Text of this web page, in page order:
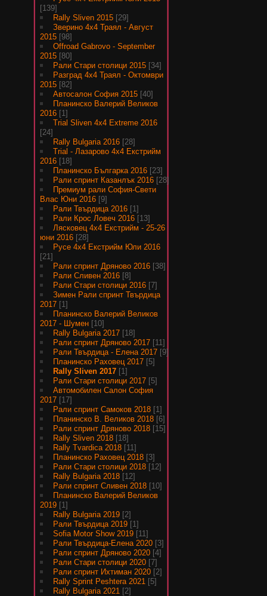
[139]
Rally Sliven 2015 [29]
Зверино 4х4 Траял - Август
2015 [98]
Offroad Gabrovo - September
2015 [80]
Рали Стари столици 2015 [34]
Разград 4х4 Траял - Октомври
2015 [82]
Автосалон София 2015 [40]
Планинско Валерий Великов
2016 [1]
Trial Sliven 4x4 Extreme 2016
[24]
Rally Bulgaria 2016 [28]
Trial - Лазарово 4х4 Екстрийм
2016 [18]
Планинско Българка 2016 [23]
Рали спринт Казанлък 2016 [28]
Премиум рали София-Свети
Влас Юни 2016 [9]
Рали Твърдица 2016 [1]
Рали Крос Ловеч 2016 [13]
Лясковец 4х4 Екстрийм - 25-26
юни 2016 [28]
Русе 4х4 Екстрийм Юли 2016
[21]
Рали спринт Дряново 2016 [38]
Рали Сливен 2016 [8]
Рали Стари столици 2016 [7]
Зимен Рали спринт Твърдица
2017 [1]
Планинско Валерий Великов
2017 - Шумен [10]
Rally Bulgaria 2017 [18]
Рали спринт Дряново 2017 [11]
Рали Твърдица - Елена 2017 [9]
Планинско Раховец 2017 [5]
Rally Sliven 2017 [1]
Рали Стари столици 2017 [5]
Автомобилен Салон София
2017 [17]
Рали спринт Самоков 2018 [1]
Планинско В. Великов 2018 [6]
Рали спринт Дряново 2018 [15]
Rally Sliven 2018 [18]
Rally Tvardica 2018 [11]
Планинско Раховец 2018 [3]
Рали Стари столици 2018 [12]
Rally Bulgaria 2018 [12]
Рали спринт Сливен 2018 [10]
Планинско Валерий Великов
2019 [1]
Rally Bulgaria 2019 [2]
Рали Твърдица 2019 [1]
Sofia Motor Show 2019 [11]
Рали Твърдица-Елена 2020 [3]
Рали спринт Дряново 2020 [4]
Рали Стари столици 2020 [7]
Рали спринт Ихтиман 2020 [2]
Rally Sprint Peshtera 2021 [5]
Rally Bulgaria 2021 [2]